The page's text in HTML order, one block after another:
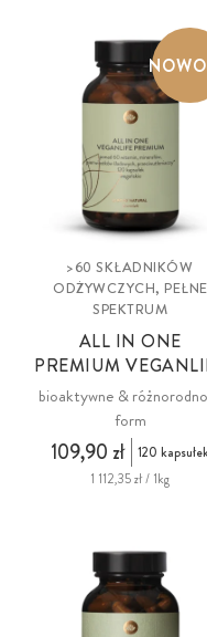
podstawowy suplement
Plus - multiwitamina z
kompleks bioaktywnych
najwyższej jakości
zawierający pełną
koenzymów w
VeganLife i zadbaj
>60 SKŁADNIKÓW
ODŻYWCZYCH, PEŁNE
SPEKTRUM
ALL IN ONE
PREMIUM
bioaktywne &
form
109,90 zł
120
1 112,35 zł / 1kg